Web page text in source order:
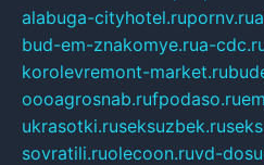
alabuga-cityhotel.rupornv.ru
bud-em-znakomye.rua-
korolevremont-market.ru
oooagrosnab.rufpodaso.ru
ukrasotki.ruseksuzbek.ru
sovratili.ruolecoon.ruvd-